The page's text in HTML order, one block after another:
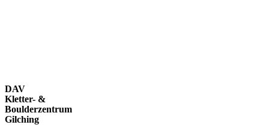
DAV
Kletter- &
Boulderzentrum
Gilching